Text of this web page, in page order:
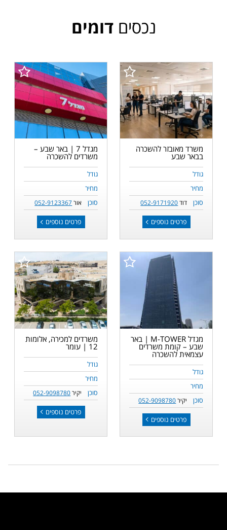
נכסיםדומים
משרד מאובזר להשכרה
בבאר שבע
גודל
מחיר
סוכן
דוד052-9171920
פרטים נוספים
מגדל 7 | באר שבע –
משרדים להשכרה
גודל
מחיר
סוכן
אור052-9123367
פרטים נוספים
מגדל M-TOWER | באר
שבע – קומת משרדים
עצמאית להשכרה
גודל
מחיר
סוכן
יקיר052-9098780
פרטים נוספים
משרדים למכירה, אלומות
12 | עומר
גודל
מחיר
סוכן
יקיר052-9098780
פרטים נוספים